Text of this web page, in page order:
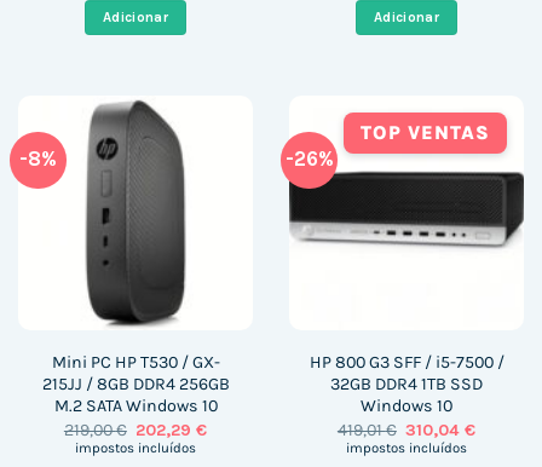
era:
555,00 €.
Adicionar
era:
204,12 €.
Adicionar
-8%
Mini PC HP T530 / GX-
215JJ / 8GB DDR4 256GB
M.2 SATA Windows 10
219,00€ O
preço
202,29€O
impostos incluídos
-26%
TOP VENTAS
HP 800 G3 SFF / i5-7500 /
32GB DDR4 1TB SSD
Windows 10
419,01€ O
preço
310,04€O
impostos incluídos